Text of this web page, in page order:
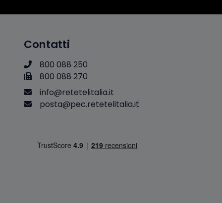
Contatti
800 088 250
800 088 270
info@retetelitalia.it
posta@pec.retetelitalia.it